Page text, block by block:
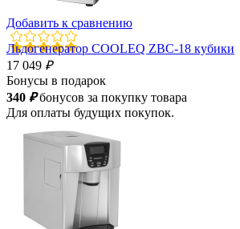
Добавить к сравнению
Льдогенератор COOLEQ ZBC-18 кубики
17 049 ₽
Бонусы в подарок
340 ₽бонусов за покупку товара
Для оплаты будущих покупок.